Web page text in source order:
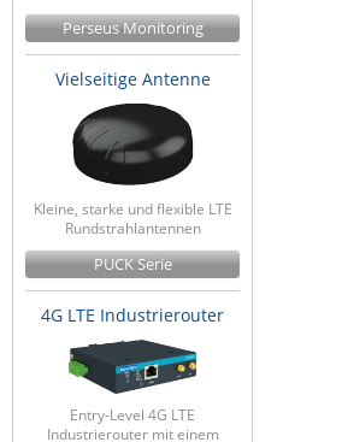
Perseus Monitoring
Vielseitige Antenne
Kleine, starke und flexible LTE
Rundstrahlantennen
PUCK Serie
4G LTE Industrierouter
Entry-Level 4G LTE
Industrierouter mit einem